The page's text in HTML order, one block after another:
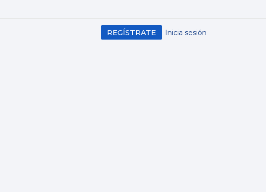
Inicia sesión
REGÍSTRATE